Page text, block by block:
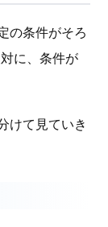
の条件がそろ
に、条件が
けて見ていき